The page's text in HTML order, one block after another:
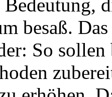
Bedeutung,
besaß.
So